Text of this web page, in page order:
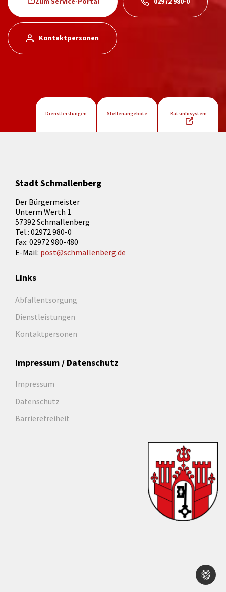
Kontaktpersonen
Dienstleistungen Stellenangebote Ratsinfosystem
Stadt Schmallenberg
Der Bürgermeister
Unterm Werth 1
57392 Schmallenberg
Tel.: 02972 980-0
Fax: 02972 980-480
E-Mail: post@schmallenberg.de
Links
Abfallentsorgung
Dienstleistungen
Kontaktpersonen
Impressum / Datenschutz
Impressum
Datenschutz
Barrierefreiheit